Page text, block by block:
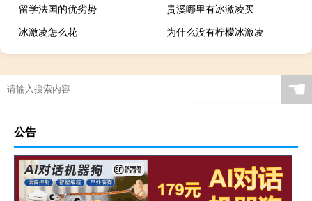
留学法国的优劣势
贵溪哪里有冰激凌买
冰激凌怎么花
为什么没有柠檬冰激凌
☚
公告